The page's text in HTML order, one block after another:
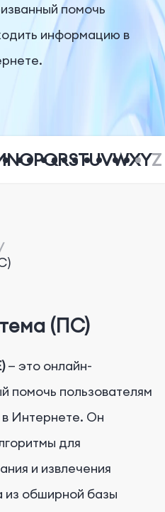
помочь
информацию в
NOPQRSTUVWXYZ
(ПС)
— это онлайн-
помочь пользователям
Интернете. Он
для
и извлечения
из обширной базы